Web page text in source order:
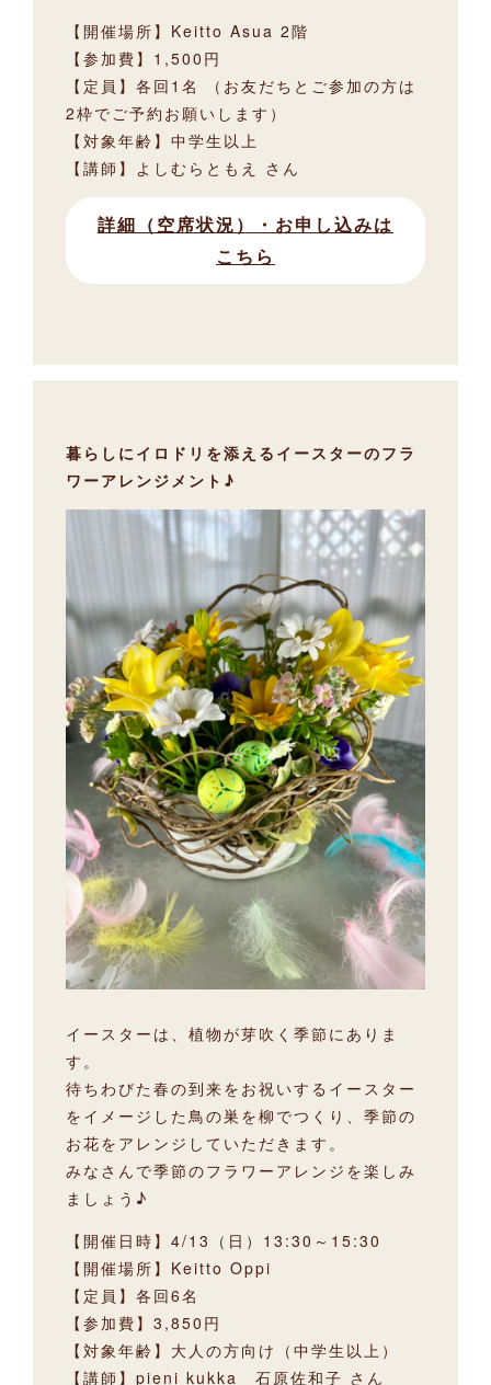
【開催場所】Keitto Asua 2階
【参加費】1,500円
【定員】各回1名 （お友だちとご参加の方は
2枠でご予約お願いします）
【対象年齢】中学生以上
【講師】よしむらともえ さん
詳細（空席状況）・お申し込みは
こちら
暮らしにイロドリを添えるイースターのフラ
ワーアレンジメント♪
イースターは、植物が芽吹く季節にありま
す。
待ちわびた春の到来をお祝いするイースター
をイメージした鳥の巣を柳でつくり、季節の
お花をアレンジしていただきます。
みなさんで季節のフラワーアレンジを楽しみ
ましょう♪
【開催日時】4/13（日）13:30～15:30
【開催場所】Keitto Oppi
【定員】各回6名
【参加費】3,850円
【対象年齢】大人の方向け（中学生以上）
【講師】pieni kukka 石原佐和子 さん